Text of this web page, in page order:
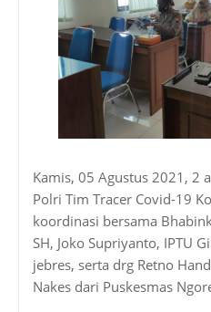
Kamis, 05 Agustus 2021, 2
Polri Tim Tracer Covid-19
koordinasi bersama
SH, Joko Supriyanto, IPTU
jebres, serta drg Retno
Nakes dari Puskesmas